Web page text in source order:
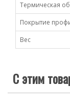
Термическая
Покрытие
Вес
С этим